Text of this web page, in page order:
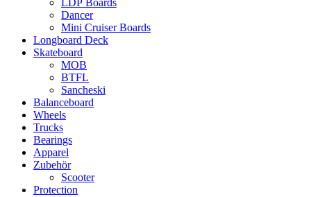
LDP Boards
Dancer
Mini Cruiser Boards
Longboard Deck
Skateboard
MOB
BTFL
Sancheski
Balanceboard
Wheels
Trucks
Bearings
Apparel
Zubehör
Scooter
Protection